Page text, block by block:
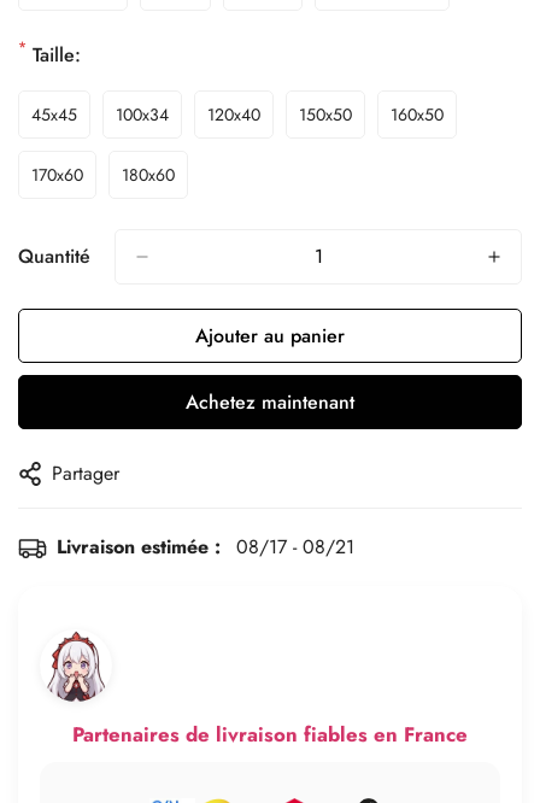
* Taille:
45x45 100x34 120x40 150x50 160x50
170x60 180x60
Quantité
Ajouter au panier
Achetez maintenant
Partager
Livraison estimée : 08/17 - 08/21
Partenaires de livraison fiables en France